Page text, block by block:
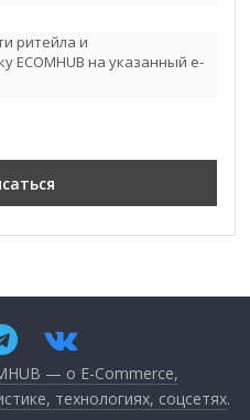
ритейла и
ECOMHUB на указанный e-
— о E-Commerce,
технологиях, соцсетях.